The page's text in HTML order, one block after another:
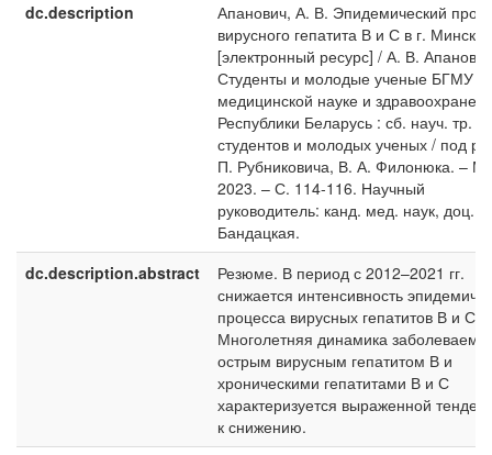
dc.description
Апанович, А. В. Эпидемический
вирусного гепатита В и С в г. Минске
[электронный ресурс] / А. В.
Студенты и молодые ученые БГМУ –
медицинской науке и
Республики Беларусь : сб. науч. тр.
студентов и молодых ученых / под
П. Рубниковича, В. А. Филонюка. –
2023. – С. 114-116. Научный
руководитель: канд. мед. наук, доц.
Бандацкая.
dc.description.abstract
Резюме. В период с 2012–2021 гг.
снижается интенсивность
процесса вирусных гепатитов В и С.
Многолетняя динамика
острым вирусным гепатитом В и
хроническими гепатитами В и С
характеризуется выраженной
к снижению.